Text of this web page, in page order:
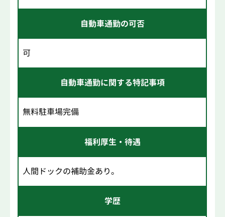
自動車通勤の可否
可
自動車通勤に関する特記事項
無料駐車場完備
福利厚生・待遇
人間ドックの補助金あり。
学歴